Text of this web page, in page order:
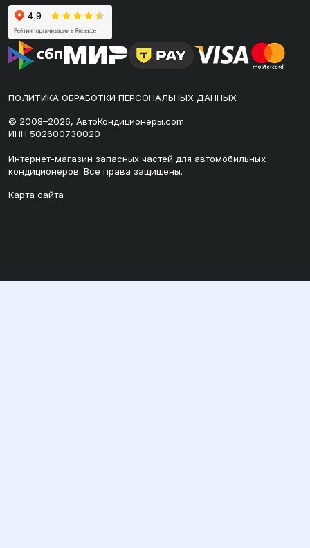
ПОЛИТИКА ОБРАБОТКИ ПЕРСОНАЛЬНЫХ ДАННЫХ
© 2008–2026, АвтоКондиционеры.com
ИНН 502600730020
Интернет-магазин запасных частей для автомобильных
кондиционеров. Все права защищены.
Карта сайта